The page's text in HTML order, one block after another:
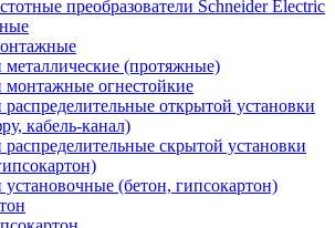
преобразователи Schneider Electric
металлические (протяжные)
монтажные огнестойкие
открытой установки
кабель-канал)
скрытой установки
(бетон, гипсокартон)